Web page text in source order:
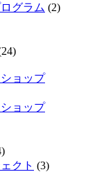
グラム (2)
ョップ
ョップ
クト (3)